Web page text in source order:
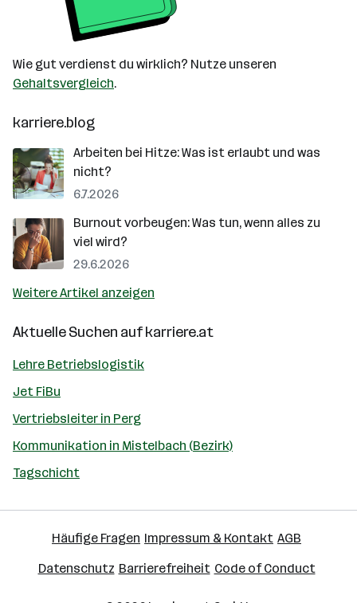
Wie gut verdienst du wirklich? Nutze unseren
Gehaltsvergleich.
karriere.blog
Arbeiten bei Hitze: Was ist erlaubt und was
nicht?
6.7.2026
Burnout vorbeugen: Was tun, wenn alles zu
viel wird?
29.6.2026
Weitere Artikel anzeigen
Aktuelle Suchen aufkarriere.at
Lehre Betriebslogistik
Jet FiBu
Vertriebsleiter in Perg
Kommunikation in Mistelbach (Bezirk)
Tagschicht
Häufige Fragen Impressum & Kontakt AGB
Datenschutz Barrierefreiheit Code of Conduct